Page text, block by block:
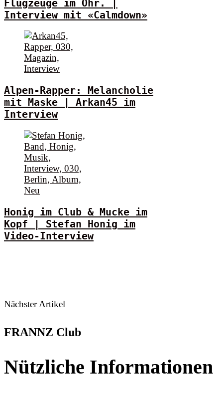
Flugzeuge im Ohr. |
Interview mit «Calmdown»
Alpen-Rapper: Melancholie
mit Maske | Arkan45 im
Interview
Honig im Club & Mucke im
Kopf | Stefan Honig im
Video-Interview
Nächster Artikel
FRANNZ Club
Nützliche Informationen